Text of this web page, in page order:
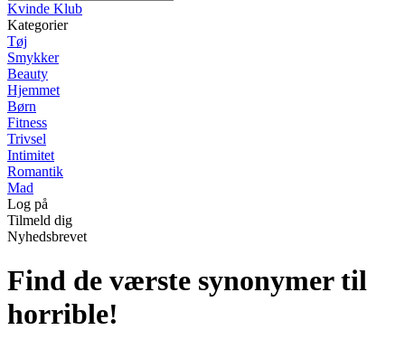
Kvinde Klub
Kategorier
Tøj
Smykker
Beauty
Hjemmet
Børn
Fitness
Trivsel
Intimitet
Romantik
Mad
Log på
Tilmeld dig
Nyhedsbrevet
Find de værste synonymer til
horrible!